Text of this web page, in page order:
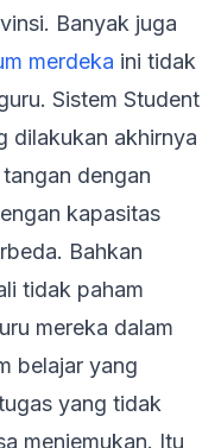
Banyak juga
merdeka ini tidak
Sistem Student
dilakukan akhirnya
dengan
kapasitas
Bahkan
tidak paham
mereka dalam
belajar yang
yang tidak
menjemukan. Itu